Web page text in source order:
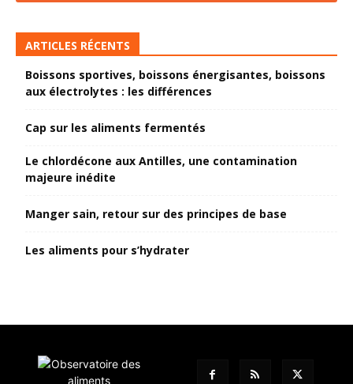
ARTICLES RÉCENTS
Boissons sportives, boissons énergisantes, boissons
aux électrolytes : les différences
Cap sur les aliments fermentés
Le chlordécone aux Antilles, une contamination
majeure inédite
Manger sain, retour sur des principes de base
Les aliments pour s’hydrater